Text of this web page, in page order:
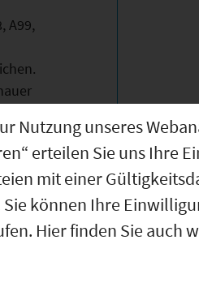
A99,
Nutzung unseres
erteilen Sie uns Ihre
mit einer
können Ihre
Hier finden Sie auch